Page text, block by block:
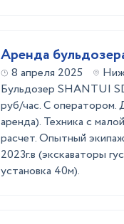
Аренда
8 апреля 2025
Бульдoзеp SHANTUI
руб/чаc. С оператором.
аренда). Техника с
расчет. Опытный
2023г.в (экскаваторы
установка 40м).